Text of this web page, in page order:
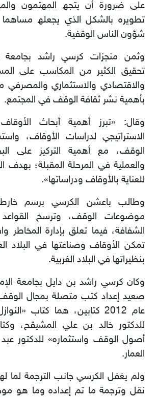
ﻋﻠﻰ ﺿﺮورة أن ﯾﺘﺠﮫ اﻟﻤﮭﺘﻤﻮن
ﺗﻄﻮﯾﺮه ﺑﺎﻟﺸﻜﻞ اﻟﺬي ﯾﺠﻌﻠﮫ
ﺷﺆون اﻟﻨﺎس اﻟﻮﻗﻔﯿﺔ.
وﺛﻤﻦ ﻣﻨﺠﺰات ﻛﺮﺳﻲ راﺷﺪ ﺑﺠﺎﻣﻌﺔ
ﺗﺤﻘﯿﻖ اﻟﻜﺜﯿﺮ ﻣﻦ اﻟﻤﻜﺎﺳﺐ ﻋﻠﻰ
واﻻﻗﺘﺼﺎدي واﻻﺳﺘﺜﻤﺎري واﻟﻤﺼﺮﻓﻲ
ﺑﺄھﻤﯿﺔ ﻧﺸﺮ ﺛﻘﺎﻓﺔ اﻟﻮﻗﻒ ﻓﻲ اﻟﻤﺠﺘﻤﻊ.
وﻗﺎل: «ﺗﺒﺮز أھﻤﯿﺔ أﺑﺤﺎث
اﻻﺳﺘﺮاﺗﯿﺠﻲ ﻟﺪراﺳﺎت اﻷوﻗﺎف،
اﻟﻮﻗﻒ، ﻣﻊ أھﻤﯿﺔ اﻟﺘﺮﻛﯿﺰ ﻋﻠﻰ
واﻟﻌﻤﻠﯿﺔ ﻓﻲ اﻟﻤﺮﺣﻠﺔ اﻟﻤﻘﺒﻠﺔ؛ ﺑﮭﺪف
ﻟﻠﻌﻨﺎﯾﺔ ﺑﺎﻷوﻗﺎف ودراﺳﺎﺗﮭﺎ».
وطﺎﻟﺐ ﺑﺎﻋﺸﻦ اﻟﻜﺮﺳﻲ ﺑﺮﺳﻢ
ﻣﻮﺿﻮﻋﺎت اﻟﻮﻗﻒ، وﺗﺮﺳﺦ اﻟﻘﻮاﻋﺪ
اﻟﺸﻔﺎﻓﺔ، ﻓﯿﻤﺎ ﺗﻌﻠﻖ ﺑﺈدارة اﻟﻤﺨﺎطﺮ
ﺗﻤﻜﻦ اﻷوﻗﺎف وﺻﻨﺎﻋﺘﮭﺎ ﻓﻲ اﻟﺒﻼد
ﺑﻨﻈﯿﺮاﺗﮭﺎ ﻓﻲ اﻟﺒﻼد اﻟﻐﺮﺑﯿﺔ.
وﻛﺎن ﻛﺮﺳﻲ راﺷﺪ ﺑﻦ داﯾﻞ ﺑﺠﺎﻣﻌﺔ
ﺻﻌﯿﺪ إﻋﺪاد ﻛﺘﺐ ﻣﺘﺼﻠﺔ ﺑﻤﺠﺎل
ﻋﺎم 2012 ﻛﺘﺎﺑﯿﻦ، ھﻤﺎ ﻛﺘﺎب
ﻟﻠﺪﻛﺘﻮر ﺧﺎﻟﺪ ﺑﻦ ﻋﻠﻲ اﻟﻤﺸﯿﻘﺢ،
أﺻﻮل اﻟﻮﻗﻒ واﺳﺘﺜﻤﺎره»
اﻟﻌﻤﺎر.
وﻟﻢ ﯾﻐﻔﻞ اﻟﻜﺮﺳﻲ ﺟﺎﻧﺐ اﻟﺘﺮﺟﻤﺔ ﻟﻤﺎ
ﻧﻘﻞ وﺗﺮﺟﻤﺔ ﻣﺎ ﺗﻢ إﻋﺪاده وﻣﺎ ھﻮ